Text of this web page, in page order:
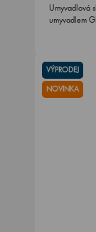
Umyvadlová
umyvadlem
VÝPRODEJ
NOVINKA